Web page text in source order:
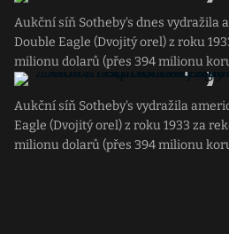
Aukční síň Sotheby's dnes vydražila
Double Eagle (Dvojitý orel) z roku
milionu dolarů (přes 394 milionu
Aukční síň Sotheby's vydražila
Eagle (Dvojitý orel) z roku 1933 za
milionu dolarů (přes 394 milionu